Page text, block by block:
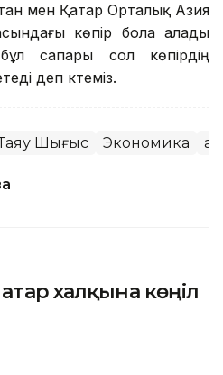
мен Қатар Орталық Азия
көпір бола алады
сапары сол көпірдің
деп күтеміз.
Таяу Шығыс Экономика
Қатар халқына көңіл